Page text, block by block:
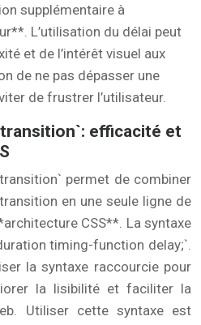
supplémentaire à
L’utilisation du délai peut
et de l’intérêt visuel aux
de ne pas dépasser une
de frustrer l’utilisateur.
efficacité et
permet de combiner
en une seule ligne de
CSS**. La syntaxe
timing-function delay;`.
la syntaxe raccourcie pour
la lisibilité et faciliter la
Utiliser cette syntaxe est